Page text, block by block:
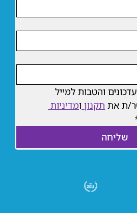
והטבות למייל
ת את תקנון ו
מדיניות
שליחה